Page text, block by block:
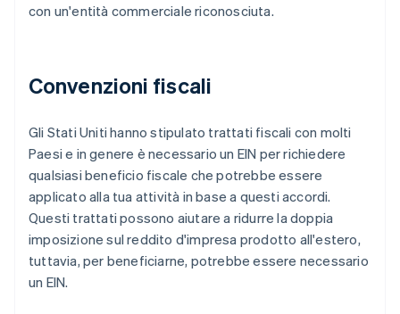
con un'entità commerciale riconosciuta.
Convenzioni fiscali
Gli Stati Uniti hanno stipulato trattati fiscali con molti
Paesi e in genere è necessario un EIN per richiedere
qualsiasi beneficio fiscale che potrebbe essere
applicato alla tua attività in base a questi accordi.
Questi trattati possono aiutare a ridurre la doppia
imposizione sul reddito d'impresa prodotto all'estero,
tuttavia, per beneficiarne, potrebbe essere necessario
un EIN.